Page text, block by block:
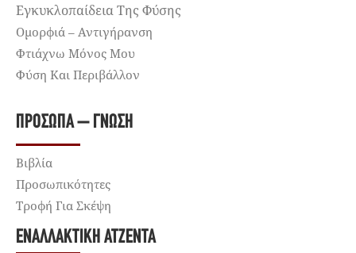
Εγκυκλοπαίδεια Της Φύσης
Ομορφιά – Αντιγήρανση
Φτιάχνω Μόνος Μου
Φύση Και Περιβάλλον
ΠΡΌΣΩΠΑ – ΓΝΏΣΗ
Βιβλία
Προσωπικότητες
Τροφή Για Σκέψη
ΕΝΑΛΛΑΚΤΙΚΉ ΑΤΖΈΝΤΑ